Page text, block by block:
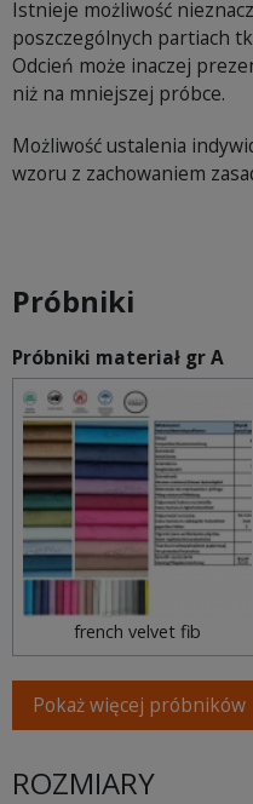
Istnieje możliwość
poszczególnych partiach
Odcień może inaczej
niż na mniejszej próbce.
Możliwość ustalenia
wzoru z zachowaniem
Próbniki
Próbniki materiał gr A
french velvet fib
Pokaż więcej próbników
ROZMIARY